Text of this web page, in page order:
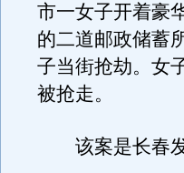
市一女子开着豪
的二道邮政储蓄
子当街抢劫。女
被抢走。
该案是长春发